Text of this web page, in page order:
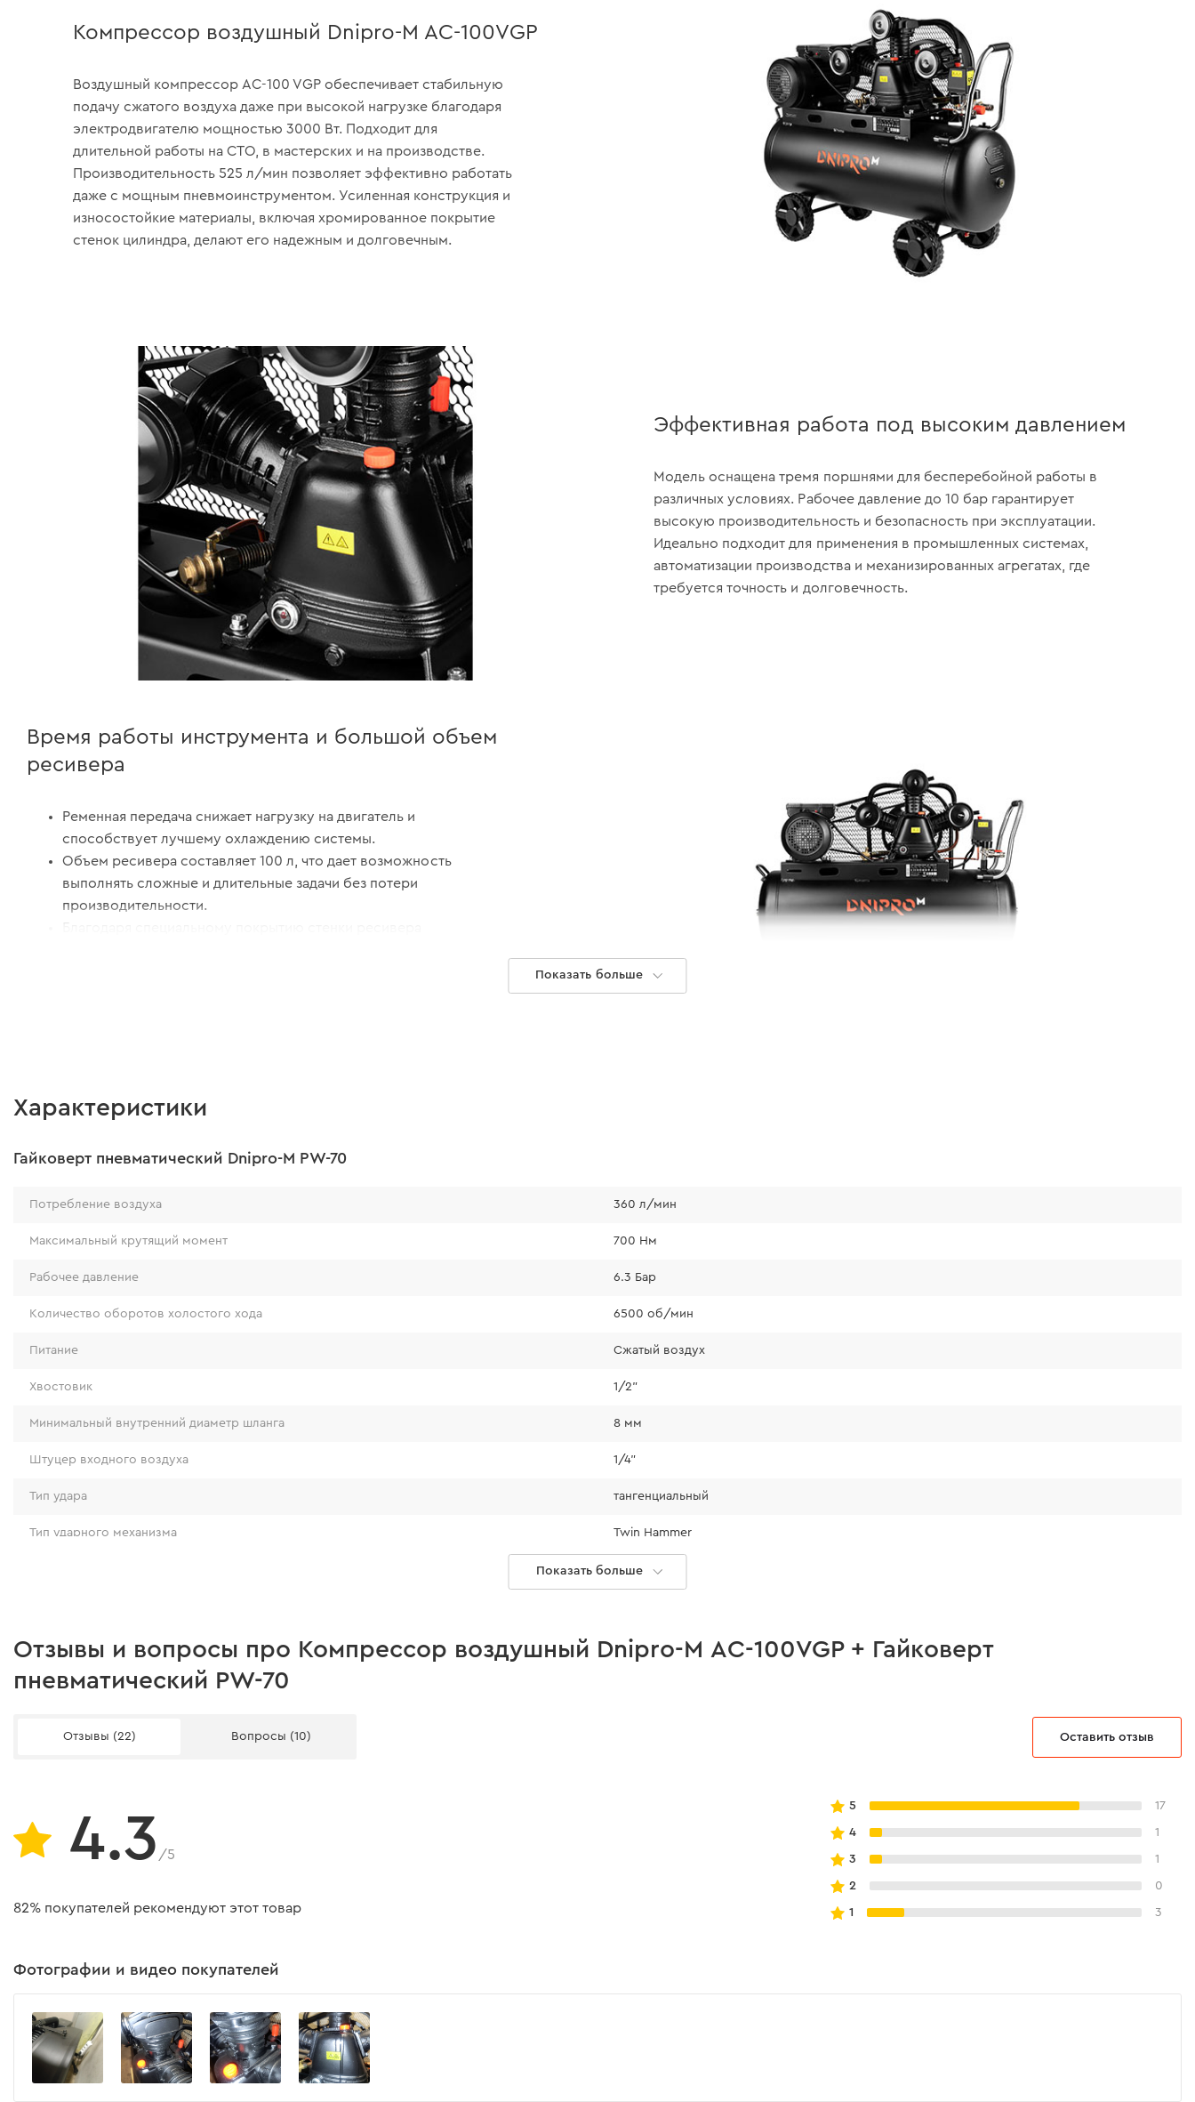
Компрессор воздушный Dnipro-M AC-100VGP
Воздушный компрессор AC-100 VGP обеспечивает стабильную
подачу сжатого воздуха даже при высокой нагрузке благодаря
электродвигателю мощностью 3000 Вт. Подходит для
длительной работы на СТО, в мастерских и на производстве.
Производительность 525 л/мин позволяет эффективно работать
даже с мощным пневмоинструментом. Усиленная конструкция и
износостойкие материалы, включая хромированное покрытие
стенок цилиндра, делают его надежным и долговечным.
Эффективная работа под высоким давлением
Модель оснащена тремя поршнями для бесперебойной работы в
различных условиях. Рабочее давление до 10 бар гарантирует
высокую производительность и безопасность при эксплуатации.
Идеально подходит для применения в промышленных системах,
автоматизации производства и механизированных агрегатах, где
требуется точность и долговечность.
Время работы инструмента и большой объем
ресивера
Ременная передача снижает нагрузку на двигатель и
способствует лучшему охлаждению системы.
Объем ресивера составляет 100 л, что дает возможность
выполнять сложные и длительные задачи без потери
производительности.
высокой мощности он обеспечивает быстрое и надежное
Ударный механизм
обеспечивая быстроту и эффективность работы даже в сложных
Модель PW-70 имеет трехпозиционный регулятор крутящего
усилие для различных типов крепления, предотвращая его
Прочный корпус из алюминия и ударопрочного пластика
обеспечивает небольшой вес инструмента и отличный
теплоотвод, что продлевает срок его эксплуатации даже при
Показать больше
Характеристики
Гайковерт пневматический Dnipro-M PW-70
Потребление воздуха 360 л/мин
Максимальный крутящий момент 700 Нм
Рабочее давление 6.3 Бар
Количество оборотов холостого хода 6500 об/мин
Питание Сжатый воздух
Хвостовик 1/2"
Минимальный внутренний диаметр шланга 8 мм
Штуцер входного воздуха 1/4"
Тип удара тангенциальный
Тип ударного механизма Twin Hammer
есть
Вес 2,5 кг
Уровень звукового давления
Объем ресивера
Производительность на входе
Рабочее давление
Тип компрессора масляный
Тип привода
Кол-во поршней
Показать больше
Отзывы и вопросы про Компрессор воздушный Dnipro-M AC-100VGP + Гайковерт
пневматический PW-70
Отзывы (22) Вопросы (10) Оставить отзыв
4.3 /5
82% покупателей рекомендуют этот товар
5 17
4 1
3 1
2 0
1 3
Фотографии и видео покупателей